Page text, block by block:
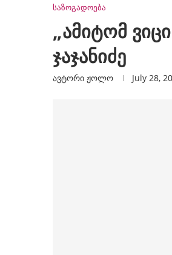
საზოგადოება
„ამიტომ
ჯაჯანიძე
ავტორი Ჟოლო July 28,